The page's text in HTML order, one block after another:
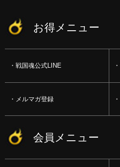
お得メニュー
戦国魂公式LINE
メルマガ登録
会員メニュー